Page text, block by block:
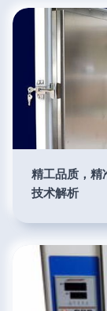
精工品质，
技术解析